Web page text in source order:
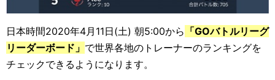
日本時間2020年4月11日(土) 朝5:00から 「GOバトルリーグ
リーダーボード」 で世界各地のトレーナーのランキングを
チェックできるようになります。